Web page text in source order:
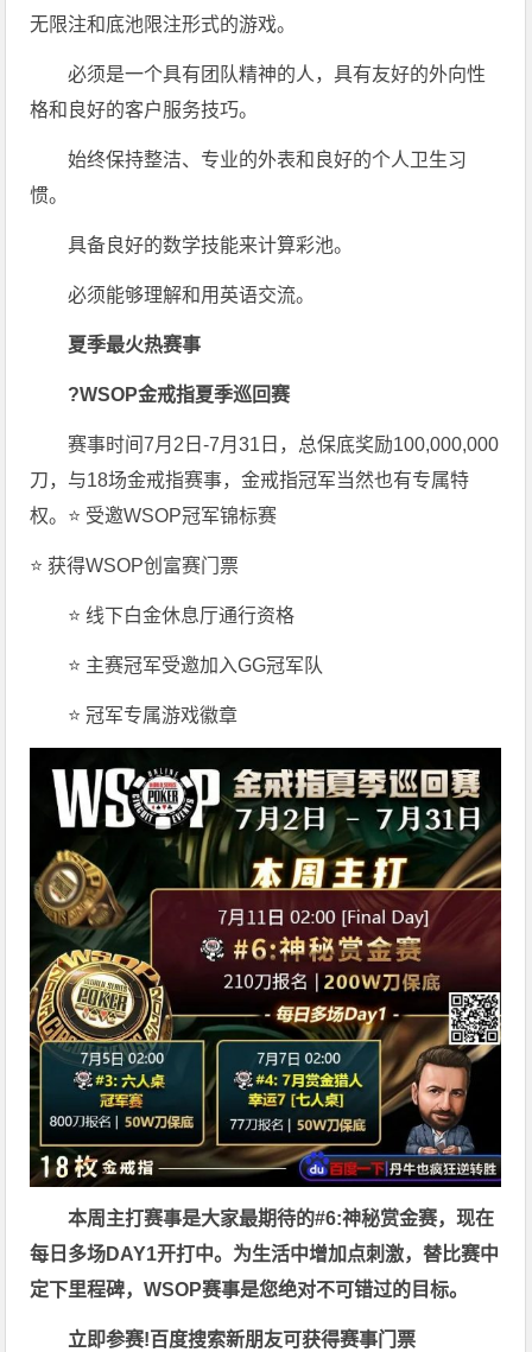
无限注和底池限注形式的游戏。
必须是一个具有团队精神的人，具有友好的外向性
格和良好的客户服务技巧。
始终保持整洁、专业的外表和良好的个人卫生习
惯。
具备良好的数学技能来计算彩池。
必须能够理解和用英语交流。
夏季最火热赛事
?WSOP金戒指夏季巡回赛
赛事时间7月2日-7月31日，总保底奖励100,000,000
刀，与18场金戒指赛事，金戒指冠军当然也有专属特
权。⭐ 受邀WSOP冠军锦标赛
⭐ 获得WSOP创富赛门票
⭐ 线下白金休息厅通行资格
⭐ 主赛冠军受邀加入GG冠军队
⭐ 冠军专属游戏徽章
本周主打赛事是大家最期待的#6:神秘赏金赛，现在
每日多场DAY1开打中。为生活中增加点刺激，替比赛中
定下里程碑，WSOP赛事是您绝对不可错过的目标。
立即参赛!百度搜索新朋友可获得赛事门票